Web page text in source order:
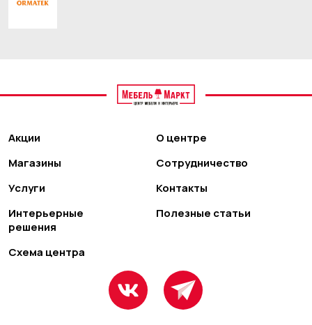
Акции
Магазины
Услуги
Интерьерные
решения
Схема центра
О центре
Сотрудничество
Контакты
Полезные статьи